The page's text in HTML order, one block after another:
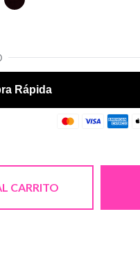
CARRITO